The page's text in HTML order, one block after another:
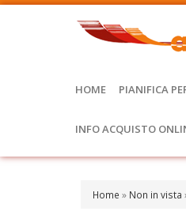
HOME PIANIFICA
INFO ACQUISTO
Home » Non in vista